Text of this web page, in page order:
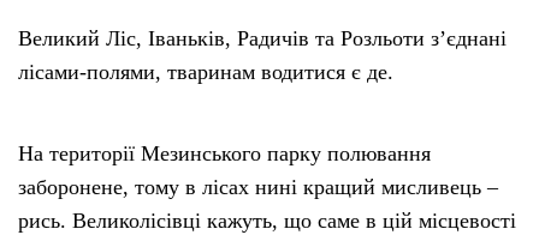
Великий Ліс, Іваньків, Радичів та Розльоти зʼєднані
лісами-полями, тваринам водитися є де.
На території Мезинського парку полювання
заборонене, тому в лісах нині кращий мисливець –
рись. Великолісівці кажуть, що саме в цій місцевості